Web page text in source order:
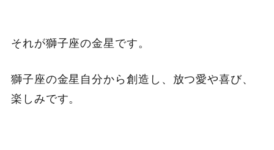
それが獅子座の金星です。
獅子座の金星自分から創造し、放つ愛や喜び、
楽しみです。